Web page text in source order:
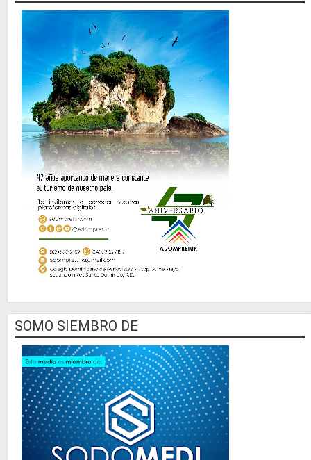
SOMO SIEMBRO DE